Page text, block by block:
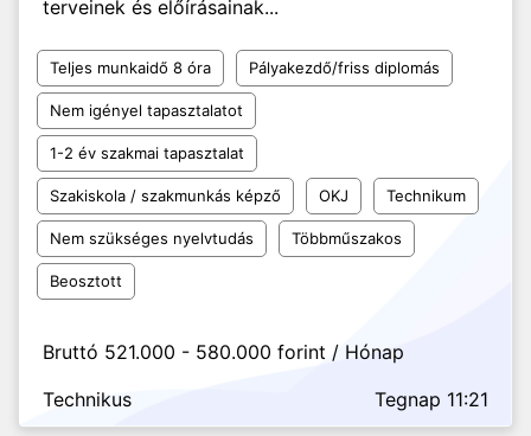
terveinek és előírásainak...
Teljes munkaidő 8 óra Pályakezdő/friss diplomás
Nem igényel tapasztalatot
1-2 év szakmai tapasztalat
Szakiskola / szakmunkás képző OKJ Technikum
Nem szükséges nyelvtudás Többműszakos
Beosztott
Bruttó 521.000 - 580.000 forint / Hónap
Technikus
Tegnap 11:21